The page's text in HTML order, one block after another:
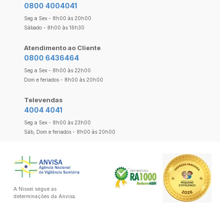
0800 4004041
Seg a Sex - 8h00 às 20h00
Sábado - 8h00 às 16h30
Atendimento ao Cliente
0800 6436464
Seg a Sex - 8h00 às 22h00
Dom e feriados - 8h00 às 20h00
Televendas
4004 4041
Seg a Sex - 8h00 às 23h00
Sáb, Dom e feriados - 8h00 às 20h00
A Nissei segue as
determinações da Anvisa.